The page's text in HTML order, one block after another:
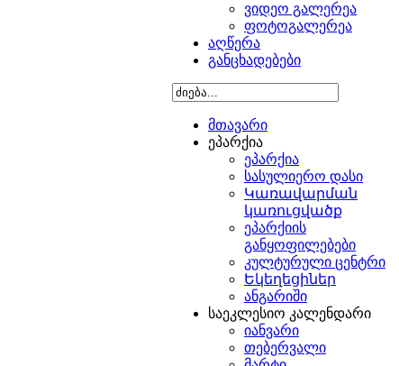
ვიდეო გალერეა
ფოტოგალერეა
აღწერა
განცხადებები
მთავარი
ეპარქია
ეპარქია
სასულიერო დასი
Կառավարման
կառուցվածք
ეპარქიის
განყოფილებები
კულტურული ცენტრი
Եկեղեցիներ
ანგარიში
საეკლესიო კალენდარი
იანვარი
თებერვალი